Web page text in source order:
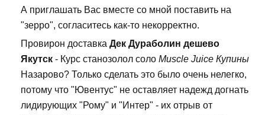
А приглашать Вас вместе со мной поставить на
"зерро", согласитесь как-то некорректно.
Провирон доставка Дек Дураболин дешево
Якутск - Курс станозолол соло Muscle Juice Купины
Назарово? Только сделать это было очень нелегко,
потому что "Ювентус" не оставляет надежд догнать
лидирующих "Рому" и "Интер" - их отрыв от